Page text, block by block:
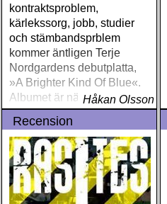
kontraktsproblem,
kärlekssorg, jobb, studier
och stämbandsprblem
kommer äntligen Terje
Nordgardens debutplatta,
»A Brighter Kind Of Blue«.
Albumet är nära, enkelt och
ärligt och handlar om
upplevelser och historier
från en ung mans liv
Håkan Olsson
Recension